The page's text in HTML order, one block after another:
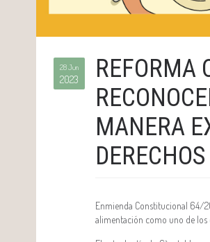
28 Jun
2023
REFORMA
MANERA
Enmienda Constitucional 64/
alimentación como uno de los